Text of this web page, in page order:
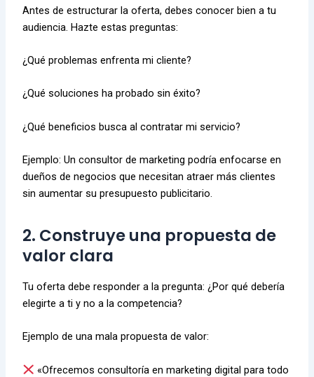
Antes de estructurar la oferta, debes conocer bien a tu
audiencia. Hazte estas preguntas:
¿Qué problemas enfrenta mi cliente?
¿Qué soluciones ha probado sin éxito?
¿Qué beneficios busca al contratar mi servicio?
Ejemplo: Un consultor de marketing podría enfocarse en
dueños de negocios que necesitan atraer más clientes
sin aumentar su presupuesto publicitario.
2. Construye una propuesta de
valor clara
Tu oferta debe responder a la pregunta: ¿Por qué debería
elegirte a ti y no a la competencia?
Ejemplo de una mala propuesta de valor:
«Ofrecemos consultoría en marketing digital para todo